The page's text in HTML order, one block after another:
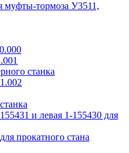
муфты-тормоза У3511,
станка
и левая 1-155430 для
прокатного стана